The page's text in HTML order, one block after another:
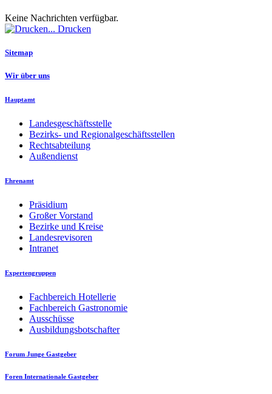
Keine Nachrichten verfügbar.
Drucken
Sitemap
Wir über uns
Hauptamt
Landesgeschäftsstelle
Bezirks- und Regionalgeschäftsstellen
Rechtsabteilung
Außendienst
Ehrenamt
Präsidium
Großer Vorstand
Bezirke und Kreise
Landesrevisoren
Intranet
Expertengruppen
Fachbereich Hotellerie
Fachbereich Gastronomie
Ausschüsse
Ausbildungsbotschafter
Forum Junge Gastgeber
Foren Internationale Gastgeber